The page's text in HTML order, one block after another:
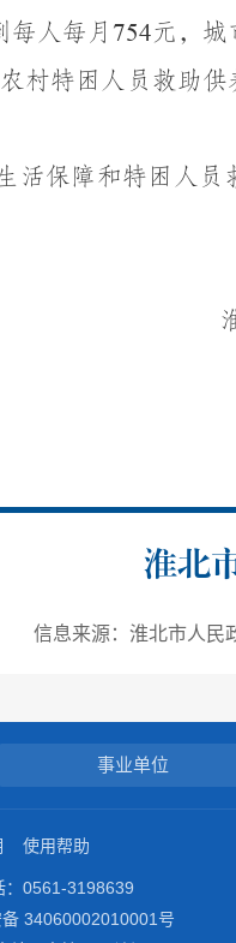
每人每月 754元，城
村特困人员救助
活保障和特困人员
淮北
信息来源：淮北市人民
事业单位
使用帮助
：0561-3198639
34060002010001号